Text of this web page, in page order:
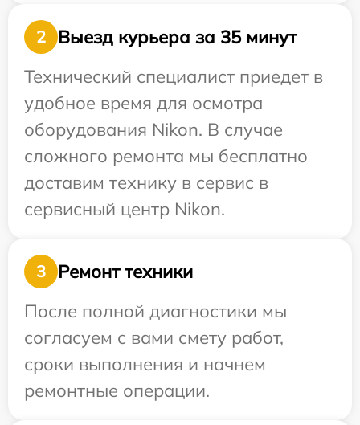
2
Выезд курьера за 35 минут
Технический специалист приедет в
удобное время для осмотра
оборудования Nikon. В случае
сложного ремонта мы бесплатно
доставим технику в сервис в
сервисный центр Nikon.
3
Ремонт техники
После полной диагностики мы
согласуем с вами смету работ,
сроки выполнения и начнем
ремонтные операции.